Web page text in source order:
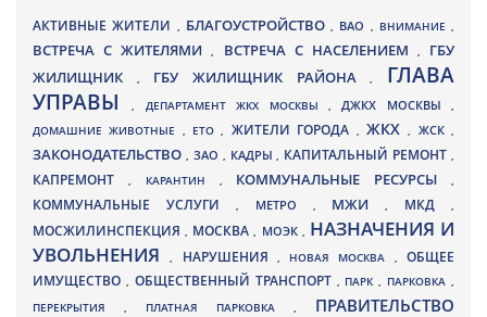
АКТИВНЫЕ ЖИТЕЛИ , БЛАГОУСТРОЙСТВО , ВАО , ВНИМАНИЕ ,
ВСТРЕЧА С ЖИТЕЛЯМИ, ВСТРЕЧА С НАСЕЛЕНИЕМ , ГБУ
ЖИЛИЩНИК
, ГБУ ЖИЛИЩНИК РАЙОНА, ГЛАВА
УПРАВЫ, ДЕПАРТАМЕНТ ЖКХ МОСКВЫ ,ДЖКХ МОСКВЫ ,
ДОМАШНИЕ ЖИВОТНЫЕ , ЕТО, ЖИТЕЛИ ГОРОДА , ЖКХ, ЖСК,
ЗАКОНОДАТЕЛЬСТВО , ЗАО , КАДРЫ, КАПИТАЛЬНЫЙ РЕМОНТ ,
КАПРЕМОНТ , КАРАНТИН , КОММУНАЛЬНЫЕ РЕСУРСЫ,
КОММУНАЛЬНЫЕ УСЛУГИ , МЕТРО , МЖИ, МКД ,
МОСЖИЛИНСПЕКЦИЯ, МОСКВА , МОЭК , НАЗНАЧЕНИЯ И
УВОЛЬНЕНИЯ, НАРУШЕНИЯ , НОВАЯ МОСКВА ,ОБЩЕЕ
ИМУЩЕСТВО , ОБЩЕСТВЕННЫЙ ТРАНСПОРТ , ПАРК, ПАРКОВКА ,
ПЕРЕКРЫТИЯ , ПЛАТНАЯ ПАРКОВКА , ПРАВИТЕЛЬСТВО